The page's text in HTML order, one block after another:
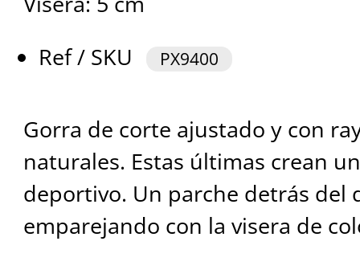
Ref / SKU
PX9400
Gorra de corte ajustado y con
naturales. Estas últimas crean
deportivo. Un parche detrás del
emparejando con la visera de